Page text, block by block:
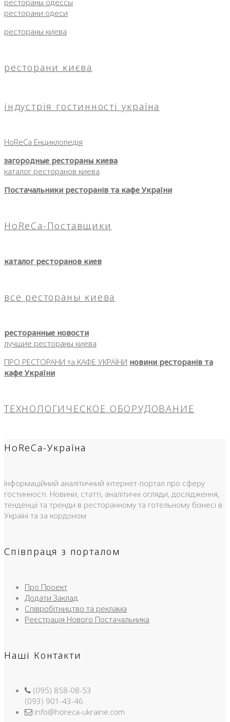
рестораны одессы
ресторани одеси
рестораны киева
ресторани києва
індустрія гостинності україна
HoReCa Енциклопедія
загородные рестораны киева
каталог ресторанов киева
Постачальники ресторанів та кафе України
HoReCa-Поставщики
каталог ресторанов киев
все рестораны киева
ресторанные новости
лучшие рестораны киева
ПРО РЕСТОРАНИ та КАФЕ УКРАЇНИ новини ресторанів та
кафе України
ТЕХНОЛОГИЧЕСКОЕ ОБОРУДОВАНИЕ
HoReCa-Україна
Інформаційний аналітичний інтернет-портал про сферу
гостинності. Новини, статті, аналітичні огляди, дослідження,
тенденції та тренди в ресторанному та готельному бізнесі в
Україні та за кордоном
Співпраця з порталом
Про Проект
Додати Заклад
Співробітництво та реклама
Реєстрація Нового Постачальника
Наші Контакти
(095) 858-08-53
(093) 901-43-46
info@horeca-ukraine.com